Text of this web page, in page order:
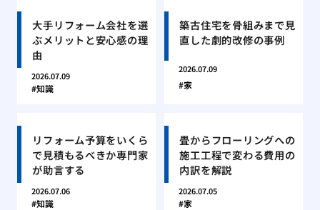
大手リフォーム会社を選
ぶメリットと安心感の理
由
2026.07.09
知識
築古住宅を骨組みまで見
直した劇的改修の事例
2026.07.09
家
リフォーム予算をいくら
で見積もるべきか専門家
が助言する
2026.07.06
知識
畳からフローリングへの
施工工程で変わる費用の
内訳を解説
2026.07.05
家